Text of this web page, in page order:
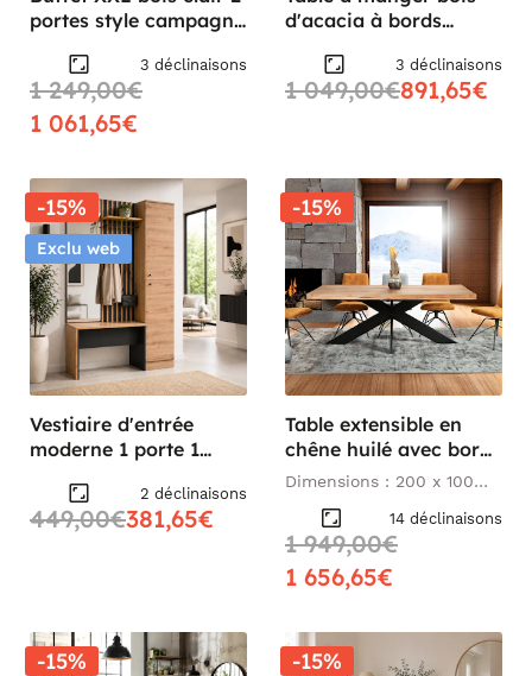
portes style campagne
3 déclinaisons
1 249,00€
1 061,65€
d'acacia à bords
ARBOR
3 déclinaisons
1 049,00€891,65€
-15%
Exclu web
Vestiaire d'entrée
moderne 1 porte 1
2 déclinaisons
449,00€381,65€
-15%
Table extensible en
chêne huilé avec bords
naturels 200 cm
Dimensions : 200 x 100
14 déclinaisons
1 949,00€
1 656,65€
-15% -15%